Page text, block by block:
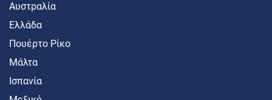
Αυστραλία
Ελλάδα
Πουέρτο Ρίκο
Μάλτα
Ισπανία